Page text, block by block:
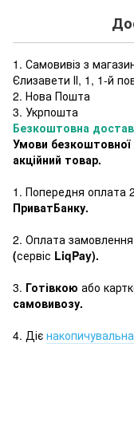
1. Самовивіз з
Єлизавети ІІ, 1, 1-й
2. Нова Пошта
3. Укрпошта
Безкоштовна
Умови
акційний товар.
1. Попередня оплата
ПриватБанку.
2. Оплата
(сервіс LiqPay).
3. Готівкою або
самовивозу.
4. Діє